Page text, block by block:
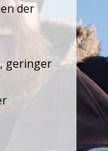
der
geringer